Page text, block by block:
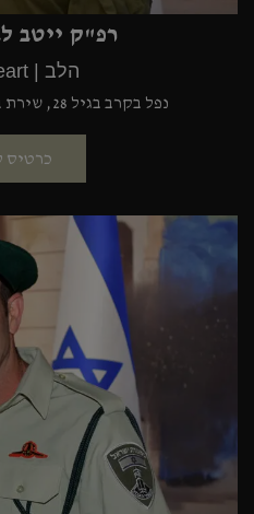
רפ"ק ייטב
הלב | The Heart
נפל בקרב בגיל 28, שירת בימ"מ במשך 4.5 שנים
כרטיס